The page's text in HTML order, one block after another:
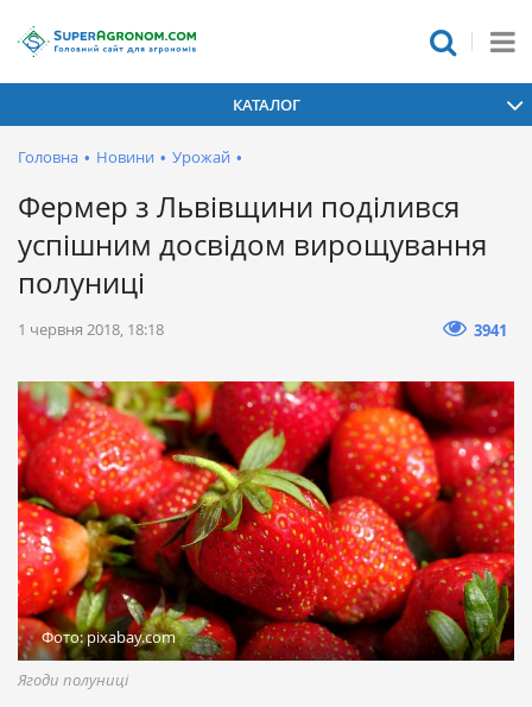
КАТАЛОГ
Головна • Новини • Урожай •
Фермер з Львівщини поділився
успішним досвідом вирощування
полуниці
1 червня 2018, 18:18 3941
Фото: pixabay.com
Ягоди полуниці